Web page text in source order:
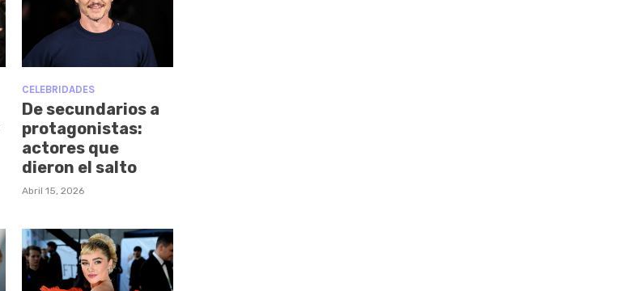
CELEBRIDADES
De secundarios a
protagonistas:
actores que
dieron el salto
Abril 15, 2026